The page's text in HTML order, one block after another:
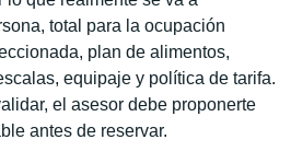
total para la ocupación
plan de alimentos,
equipaje y política de tarifa.
el asesor debe proponerte
antes de reservar.